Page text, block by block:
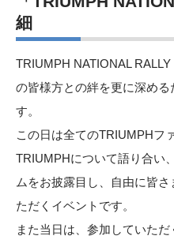
細
TRIUMPH NATIONAL
の皆様方との絆を更に深め
す。
この日は全てのTRIUMPHフ
TRIUMPHについて語り合い
ムをお披露目し、自由に皆
ただくイベントです。
また当日は、参加していた